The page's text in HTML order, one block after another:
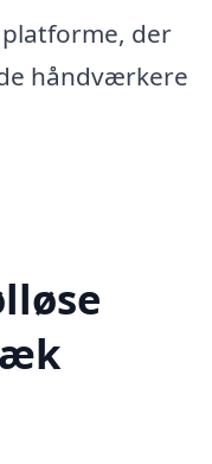
der
håndværkere